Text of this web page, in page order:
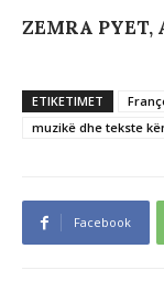
ZEMRA PYET,
ETIKETIMET
muzikë dhe tekste
Facebook